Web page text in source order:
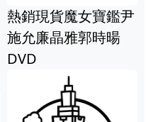
熱銷現貨魔女寶鑑尹
施允廉晶雅郭時暘
DVD